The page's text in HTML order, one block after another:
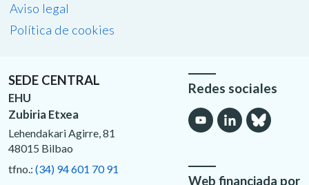
Aviso legal
Política de cookies
SEDE CENTRAL
EHU
Zubiria Etxea
Lehendakari Agirre, 81
48015 Bilbao
tfno.: (34) 94 601 70 91
Redes sociales
Web financiada por